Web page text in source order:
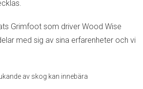
Grimfoot som driver Wood Wise
med sig av sina erfarenheter och vi
av skog kan innebära